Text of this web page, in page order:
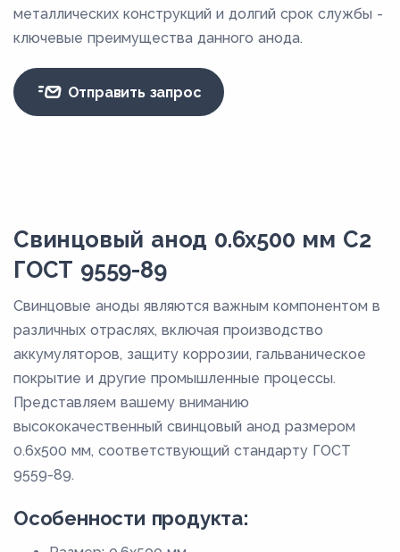
металлических конструкций и долгий срок службы -
ключевые преимущества данного анода.
Отправить запрос
Свинцовый анод 0.6x500 мм С2
ГОСТ 9559-89
Свинцовые аноды являются важным компонентом в
различных отраслях, включая производство
аккумуляторов, защиту коррозии, гальваническое
покрытие и другие промышленные процессы.
Представляем вашему вниманию
высококачественный свинцовый анод размером
0.6x500 мм, соответствующий стандарту ГОСТ
9559-89.
Особенности продукта: